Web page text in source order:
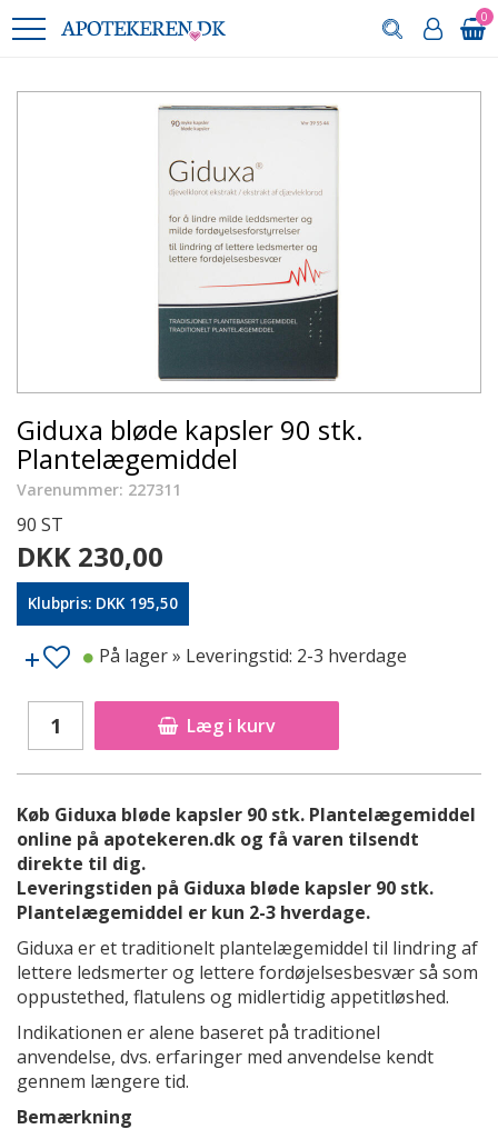
0
Giduxa bløde kapsler 90 stk.
Plantelægemiddel
Varenummer: 227311
90 ST
DKK 230,00
Klubpris: DKK 195,50
Læg i kurv
På lager» Leveringstid: 2-3 hverdage
Køb Giduxa bløde kapsler 90 stk. Plantelægemiddel
online på apotekeren.dk og få varen tilsendt
direkte til dig.
Leveringstiden på Giduxa bløde kapsler 90 stk.
Plantelægemiddel er kun 2-3 hverdage.
Giduxa er et traditionelt plantelægemiddel til lindring af
lettere ledsmerter og lettere fordøjelsesbesvær så som
oppustethed, flatulens og midlertidig appetitløshed.
Indikationen er alene baseret på traditionel
anvendelse, dvs. erfaringer med anvendelse kendt
gennem længere tid.
Bemærkning